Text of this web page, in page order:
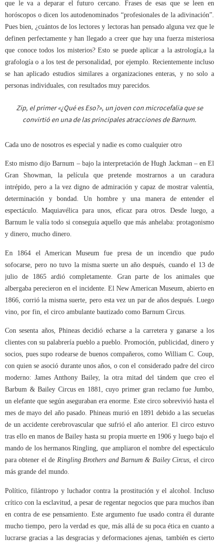
que le va a deparar el futuro cercano. Frases de esas que se leen en
horóscopos o dicen los autodenominados “profesionales de la adivinación”.
Pues bien, ¿cuántos de los lectores y lectoras han pensado alguna vez que le
definen perfectamente y han llegado a creer que hay una fuerza misteriosa
que conoce todos los misterios? Esto se puede aplicar a la astrología,a la
grafología o a los test de personalidad, por ejemplo. Recientemente incluso
se han aplicado estudios similares a organizaciones enteras, y no solo a
personas individuales, con resultados muy parecidos.
Zip, el primer «¿Qué es Eso?», un joven con microcefalia que se
convirtió en una de las principales atracciones de Barnum.
Cada uno de nosotros es especial y nadie es como cualquier otro
Esto mismo dijo Barnum – bajo la interpretación de Hugh Jackman – en El
Gran Showman, la película que pretende mostrarnos a un caradura
intrépido, pero a la vez digno de admiración y capaz de mostrar valentía,
determinación y bondad. Un hombre y una manera de entender el
espectáculo. Maquiavélica para unos, eficaz para otros. Desde luego, a
Barnum le valía todo si conseguía aquello que más anhelaba: protagonismo
y dinero, mucho dinero.
En 1864 el American Museum fue presa de un incendio que pudo
sofocarse, pero no tuvo la misma suerte un año después, cuando el 13 de
julio de 1865 ardió completamente. Gran parte de los animales que
albergaba perecieron en el incidente. El New American Museum, abierto en
1866, corrió la misma suerte, pero esta vez un par de años después. Luego
vino, por fin, el circo ambulante bautizado como Barnum Circus.
Con sesenta años, Phineas decidió echarse a la carretera y ganarse a los
clientes con su palabrería pueblo a pueblo. Promoción, publicidad, dinero y
socios, pues supo rodearse de buenos compañeros, como William C. Coup,
con quien se asoció durante unos años, o con el considerado padre del circo
moderno: James Anthony Bailey, la otra mitad del tándem que creo el
Barbum & Bailey Circus en 1881, cuyo primer gran reclamo fue Jumbo,
un elefante que según aseguraban era enorme. Este circo sobrevivió hasta el
mes de mayo del año pasado. Phineas murió en 1891 debido a las secuelas
de un accidente cerebrovascular que sufrió el año anterior. El circo estuvo
tras ello en manos de Bailey hasta su propia muerte en 1906 y luego bajo el
mando de los hermanos Ringling, que ampliaron el nombre del espectáculo
para obtener el de Ringling Brothers and Barnum & Bailey Circus , el circo
más grande del mundo.
Político, filántropo y luchador contra la prostitución y el alcohol. Incluso
crítico con la esclavitud, a pesar de regentar negocios que para muchos iban
en contra de ese pensamiento. Este argumento fue usado contra él durante
mucho tiempo, pero la verdad es que, más allá de su poca ética en cuanto a
lucrarse gracias a las desgracias y deformaciones ajenas, también es cierto